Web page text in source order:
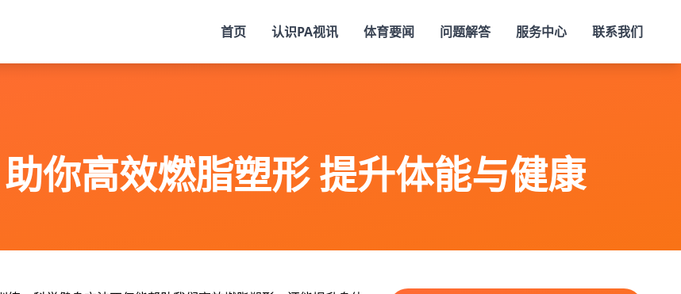
首页 认识PA视讯 体育要闻 问题解答 服务中心 联系我们
你高效燃脂塑形 提升体能与健康